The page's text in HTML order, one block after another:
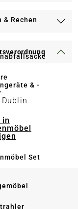
& Rechen
& -
in
Set